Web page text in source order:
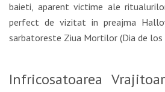
baieti, aparent victime ale
perfect de vizitat in preajma
sarbatoreste Ziua Mortilor (Dia de los
Infricosatoarea